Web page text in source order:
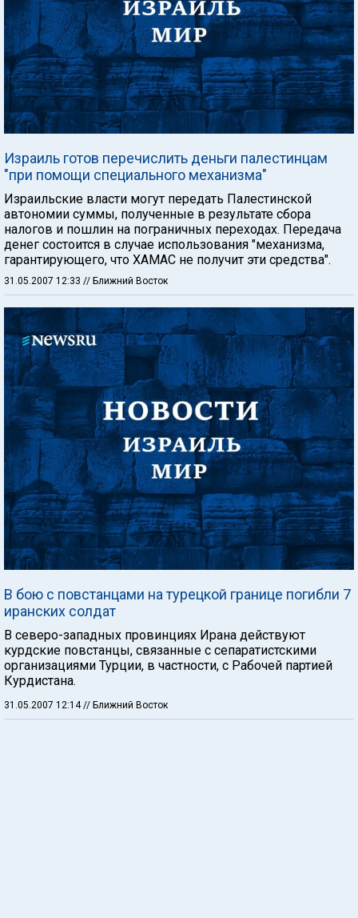
Израиль готов перечислить деньги палестинцам
"при помощи специального механизма"
Израильские власти могут передать Палестинской
автономии суммы, полученные в результате сбора
налогов и пошлин на пограничных переходах. Передача
денег состоится в случае использования "механизма,
гарантирующего, что ХАМАС не получит эти средства".
31.05.2007 12:33 // Ближний Восток
В бою с повстанцами на турецкой границе погибли 7
иранских солдат
В северо-западных провинциях Ирана действуют
курдские повстанцы, связанные с сепаратистскими
организациями Турции, в частности, с Рабочей партией
Курдистана.
31.05.2007 12:14// Ближний Восток